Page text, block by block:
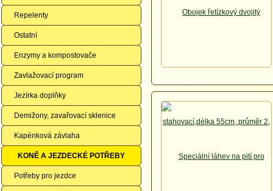
Repelenty
Ostatní
Enzymy a kompostovače
Zavlažovací program
Jezírka doplňky
Demižony, zavařovací sklenice
Kapénková závlaha
KONĚ A JEZDECKÉ POTŘEBY
Potřeby pro jezdce